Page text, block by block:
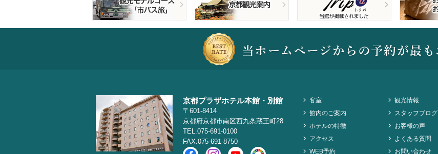
京都プラザホテル本館・別館
〒601-8414
京都府京都市南区西九条蔵王町28
TEL.075-691-0100
FAX.075-691-8750
客室
館内のご案内
ホテルの特徴
アクセス
WEB予約
観光情報
スタッフブログ
お客様の声
よくある質問
お問い合わせ